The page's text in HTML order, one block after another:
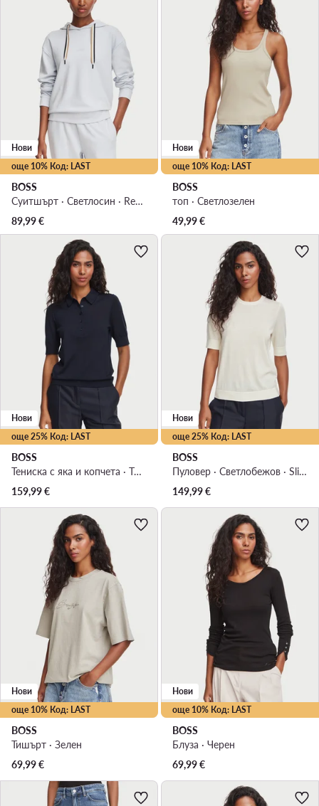
още 10% Код: LAST
Нови
BOSS
Суитшърт · Светлосин · Regular Fit
89,99€
още 10% Код: LAST
Нови
BOSS
топ · Светлозелен
49,99€
още 25% Код: LAST
Нови
BOSS
Тениска с яка и копчета · Тъмносин
159,99€
още 25% Код: LAST
Нови
BOSS
Пуловер · Светлобежов · Slim Fit
149,99€
още 10% Код: LAST
Нови
BOSS
Тишърт · Зелен
69,99€
още 10% Код: LAST
Нови
BOSS
Блуза · Черен
69,99€